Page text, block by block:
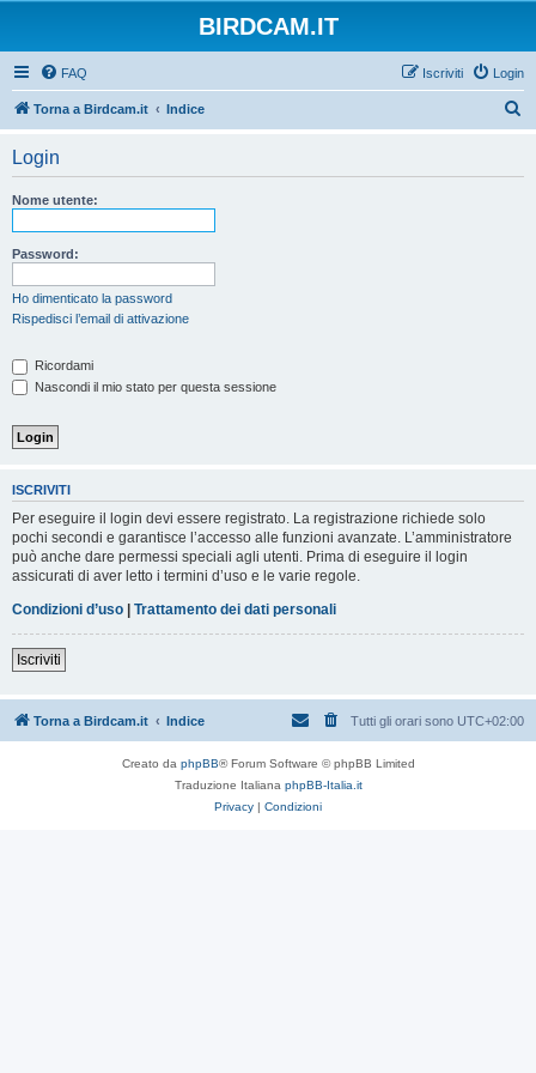
BIRDCAM.IT
FAQ Login
Iscriviti
Torna a Birdcam.it Indice
Login
Nome utente:
Password:
Ho dimenticato la password
Rispedisci l’email di attivazione
Ricordami
Nascondi il mio stato per questa sessione
ISCRIVITI
Per eseguire il login devi essere registrato. La registrazione richiede solo
pochi secondi e garantisce l’accesso alle funzioni avanzate. L’amministratore
può anche dare permessi speciali agli utenti. Prima di eseguire il login
assicurati di aver letto i termini d’uso e le varie regole.
Condizioni d’uso | Trattamento dei dati personali
Iscriviti
Torna a Birdcam.it Indice Tutti gli orari sono UTC+02:00
Creato da phpBB® Forum Software © phpBB Limited
Traduzione Italiana phpBB-Italia.it
Privacy | Condizioni